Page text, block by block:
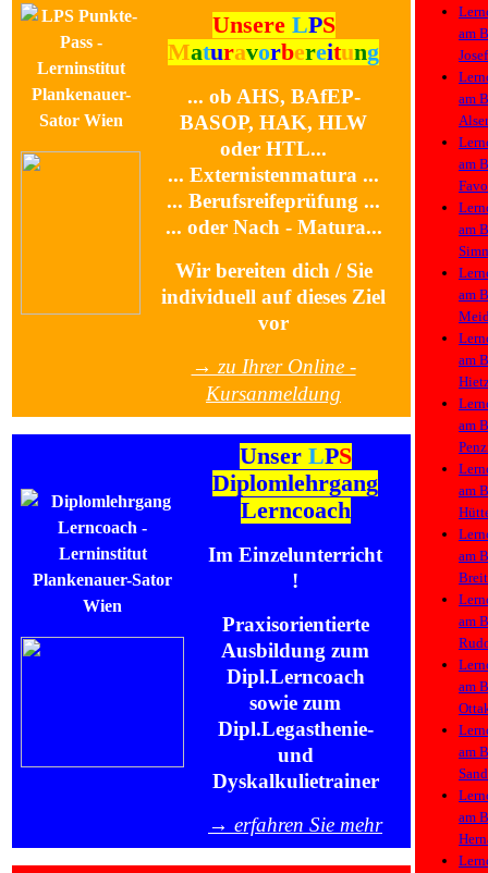
Unsere LPS
Maturavorbereitung
... ob AHS, BAfEP-
BASOP, HAK, HLW
oder HTL...
... Externistenmatura ...
... Berufsreifeprüfung ...
... oder Nach - Matura...
Wir bereiten dich / Sie
individuell auf dieses Ziel
vor
→ zu Ihrer Online -
Kursanmeldung
Unser LPS
Diplomlehrgang
Lerncoach
Im Einzelunterricht
!
Praxisorientierte
Ausbildung zum
Dipl.Lerncoach
sowie zum
Dipl.Legasthenie-
und
Dyskalkulietrainer
→ erfahren Sie mehr
Lern
am
Lern
am
Lern
am
Lern
am
Lern
am
Lern
am
Lern
am
Lern
am
Lern
am
Lern
am
Lern
am
Lern
am
Lern
am
Lern